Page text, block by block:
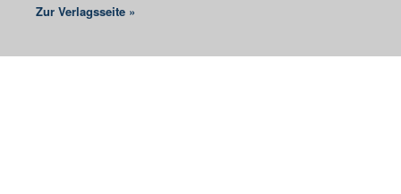
Zur Verlagsseite »